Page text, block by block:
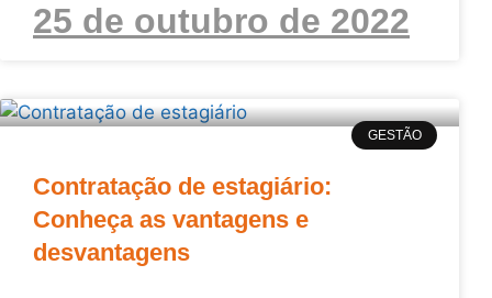
25 de outubro de 2022
GESTÃO
Contratação de estagiário:
Conheça as vantagens e
desvantagens